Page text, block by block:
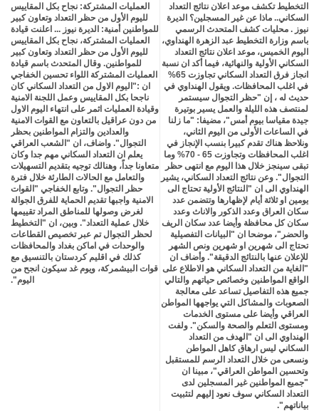
ter atsa
pp
التخطيط تكشف موعد اعلان نتائج التعداد
السكاني.. ماذا عن غير المسجلين؟ الديرة
نيوز . محليات كشف المتحدث الرسمي
باسم وزارة التخطيط عبد الزهرة الهنداوي،
اليوم الخميس، موعد اعلان نتائج التعداد
السكاني الأولية والنهائية، فيما أكد ان نسبة
انجاز فرق التعداد السكاني تجاوزت 65%
في اغلب المحافظات. ويقول الهنداوي في
حديث له ، إن "حظر التجوال سيستمر
لمنتصف هذه الليلة والعمل يسير بوتيرة
جيدة مقياسا بيوم أمس"، مضيفا: "ما زلنا
في الساعات الأولى من اليوم الثاني،
ونلاحظ هناك تقدم كبيرا بنسب الإنجاز في
اغلب المحافظات وتجاوزت 65 - 70% وما
تبقى سينجز خلال هذا اليوم مع انتهى حظر
التجوال". وعن نتائج التعداد السكاني، يشير
الهنداوي الى ان "النتائج الأولية تحتاج الى
يومين او ثلاثة أيام لإظهارها وتتضمن عدد
سكان العراق وعدد الذكور والاناث وعدد
سكان كل محافظة وأيضا عدد سكان الريف
والحضر"، موضحا ان "البيانات التفصيلية
تحتاج الى شهرين او شهرين ونص الشهر
للإعلان عنها بالنتائج الدقيقة". وأضاف ان
"الغاية من التعداد السكاني هو الاطلاع على
الواقع المواطنين وخصائص حياتهم والتالي
جميع هذه التفاصيل تساعد على معالجة
الصعوبات والمشاكل التي يواجهها المواطن
العراقي وأيضا على مستوى الخدمات
ومستوى التعلم والصحة والسكن". ولفت
الهنداوي الى ان "الهدف من التعداد
السكاني ليس ارهاق كاهل المواطن
ونسعى من خلال التعداد الرسم للمستقبل
وتحسين المواطن العراقي"، مبينا ان
"جميع المواطنين غير المسجلين لدى
التعداد السكاني سوف نعود إليهم لتثبيت
بياناتهم".
العمليات المشتركة: نجاح بكل المقاييس
لليوم الأول من حظر التعداد وتعاون كبير
للمواطنين أمنية: الديرة نيوز ... اعلنت قيادة
العمليات المشتركة، نجاح بكل المقاييس
لليوم الأول من حظر التعداد وتعاون كبير
للمواطنين. وقال المتحدث باسم قيادة
العمليات المشتركة اللواء تحسين الخفاجي
ان :"اليوم الاول من التعداد السكاني كان
ناجحا بكل المقاييس وعمل اللجنة الامنية
وقيادة العمليات اثمر على انتهاء اليوم الاول
من دون عراقيل بالتعاون مع القوات الامنية
والعدادين والتزام المواطنين بحظر
التجوال". واضاف، ان "الشعب العراقي
يعلم ان التعداد السكاني مهم جدا وكان
متعاونا جداً، وهنالك توجيه بتقديم التسهيلات
والتعامل مع الحالات الطارئة خلال فترة
حظر التجوال". وتابع الخفاجي "القوات
الامنية واجبها تقديم الحماية للفرق الجوالة
لغرض وصولها للمناطق المراد تقييمها
خلال عملية التعداد". وبين، ان "التخطيط
لحظر التجوال تم عبر تخصيص القطاعات
والوحدات في اماكن بغداد والمحافظات
كذلك في اقليم كردستان بالتنسيق مع
قوات البيشمركة، ويوم غد سيكون انجح من
اليوم".